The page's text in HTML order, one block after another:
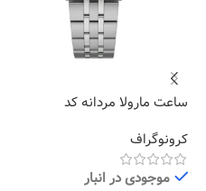
ساعت مارولا مردانه کد
کرونوگراف
موجودی در انبار